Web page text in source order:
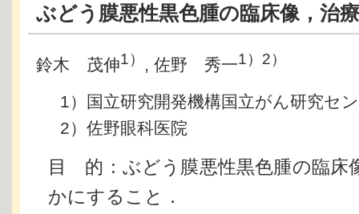
ぶどう膜悪性黒色腫の臨床像，治
鈴木 茂伸1） , 佐野 秀一1）2）
1）国立研究開発機構国立がん研究セ
2）佐野眼科医院
目 的：ぶどう膜悪性黒色腫の臨床
かにすること．